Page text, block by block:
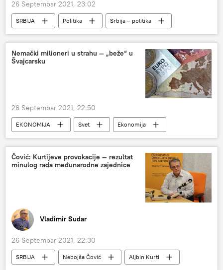
26 Septembar 2021, 23:02
SRBIJA Politika
Srbija – politika
Kosovo i Metohija (KiM)
Kriza na severu KiM
Aleksandar Vučić
Nemački milioneri u strahu — „beže“ u
Švajcarsku
26 Septembar 2021, 22:50
EKONOMIJA Svet
Ekonomija
Nemačka
Svet – ekonomija
Čović: Kurtijeve provokacije — rezultat
minulog rada međunarodne zajednice
Vladimir Sudar
26 Septembar 2021, 22:30
SRBIJA Nebojša Čović
Aljbin Kurti